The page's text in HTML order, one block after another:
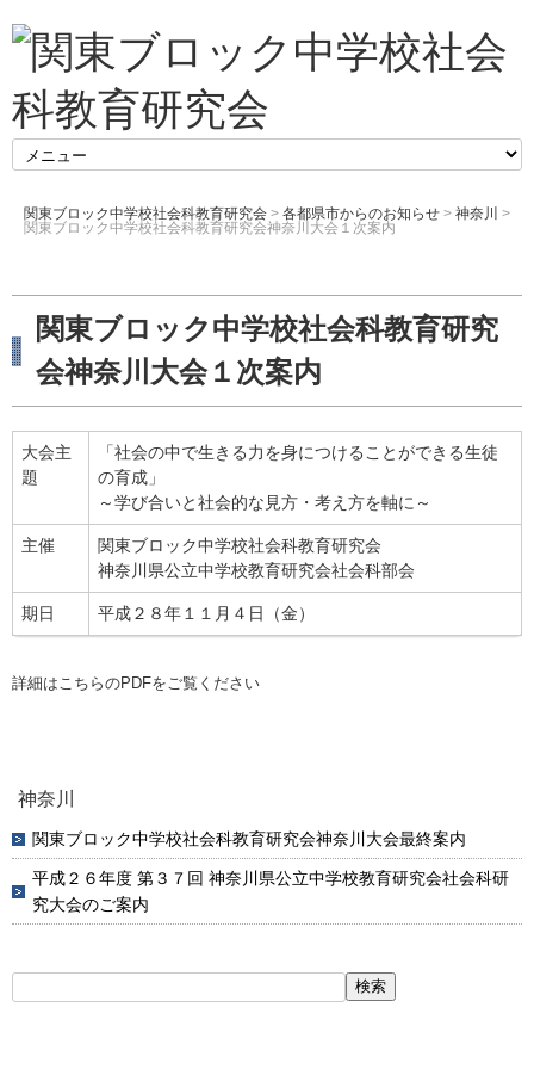
関東ブロック中学校社会科教育研究会 > 各都県市からのお知らせ > 神奈川 >
関東ブロック中学校社会科教育研究会神奈川大会１次案内
関東ブロック中学校社会科教育研究
会神奈川大会１次案内
大会主
題
「社会の中で生きる力を身につけることができる生徒
の育成」
～学び合いと社会的な見方・考え方を軸に～
主催
関東ブロック中学校社会科教育研究会
神奈川県公立中学校教育研究会社会科部会
期日 平成２８年１１月４日（金）
詳細はこちらのPDFをご覧ください
神奈川
関東ブロック中学校社会科教育研究会神奈川大会最終案内
平成２６年度 第３７回 神奈川県公立中学校教育研究会社会科研
究大会のご案内
索: